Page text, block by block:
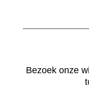
Bezoek onze